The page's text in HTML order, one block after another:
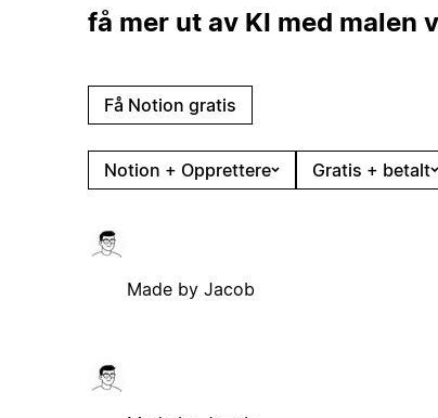
få mer ut av KI med malen
Få Notion gratis
Notion + Opprettere Gratis + betalt
Made by Jacob